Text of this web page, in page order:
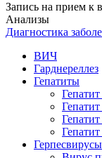
Запись на прием к
Анализы
Диагностика
ВИЧ
Гарднереллез
Гепатиты
Герпесвирусы